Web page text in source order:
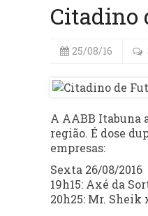
Citadino
25/08/16
A AABB Itabuna
região. É dose
empresas:
Sexta 26/08/2016
19h15: Axé da
20h25: Mr.